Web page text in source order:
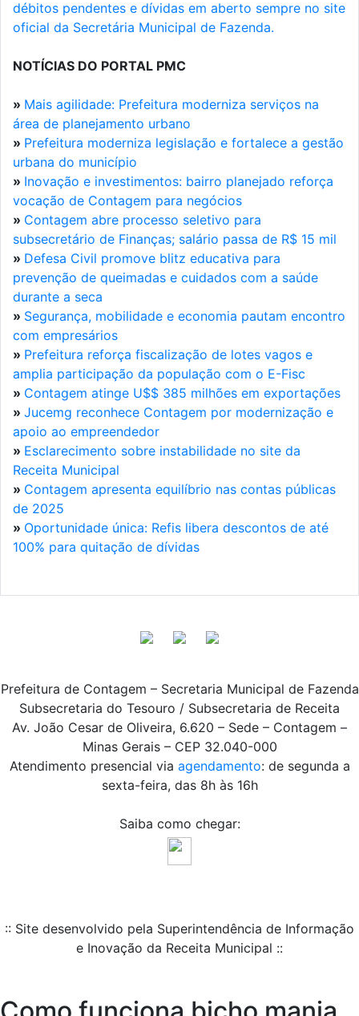
débitos pendentes e dívidas em aberto sempre no site
oficial da Secretária Municipal de Fazenda.
NOTÍCIAS DO PORTAL PMC
» Mais agilidade: Prefeitura moderniza serviços na
área de planejamento urbano
» Prefeitura moderniza legislação e fortalece a gestão
urbana do município
» Inovação e investimentos: bairro planejado reforça
vocação de Contagem para negócios
» Contagem abre processo seletivo para
subsecretário de Finanças; salário passa de R$ 15 mil
» Defesa Civil promove blitz educativa para
prevenção de queimadas e cuidados com a saúde
durante a seca
» Segurança, mobilidade e economia pautam encontro
com empresários
» Prefeitura reforça fiscalização de lotes vagos e
amplia participação da população com o E-Fisc
» Contagem atinge U$$ 385 milhões em exportações
» Jucemg reconhece Contagem por modernização e
apoio ao empreendedor
» Esclarecimento sobre instabilidade no site da
Receita Municipal
» Contagem apresenta equilíbrio nas contas públicas
de 2025
» Oportunidade única: Refis libera descontos de até
100% para quitação de dívidas
Prefeitura de Contagem – Secretaria Municipal de Fazenda
Subsecretaria do Tesouro / Subsecretaria de Receita
Av. João Cesar de Oliveira, 6.620 – Sede – Contagem –
Minas Gerais – CEP 32.040-000
Atendimento presencial via agendamento: de segunda a
sexta-feira, das 8h às 16h
Saiba como chegar:
:: Site desenvolvido pela Superintendência de Informação
e Inovação da Receita Municipal ::